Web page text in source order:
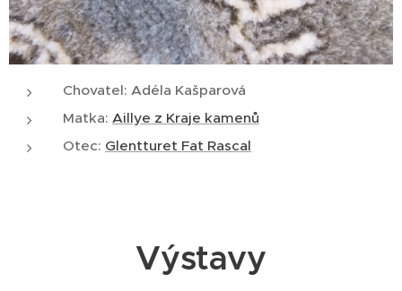
Chovatel: Adéla Kašparová
Matka: Aillye z Kraje kamenů
Otec: Glentturet Fat Rascal
Výstavy